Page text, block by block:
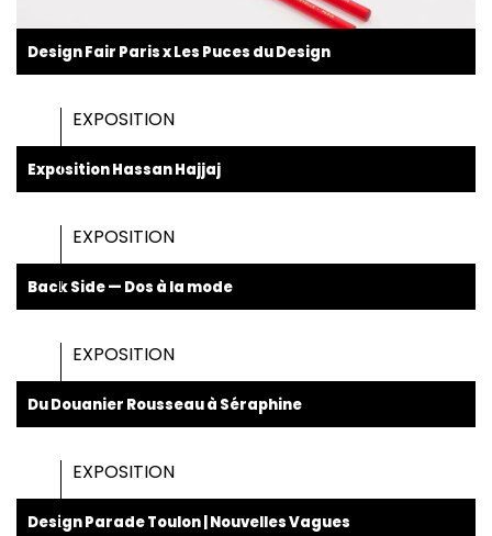
Design Fair Paris x Les Puces du Design
EXPOSITION
Exposition Hassan Hajjaj
EXPOSITION
Back Side — Dos à la mode
EXPOSITION
Du Douanier Rousseau à Séraphine
EXPOSITION
Design Parade Toulon | Nouvelles Vagues